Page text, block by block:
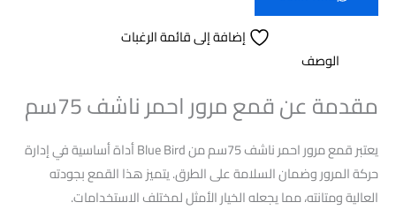
إضافة إلى قائمة الرغبات
الوصف
مقدمة عن قمع مرور احمر ناشف 75سم
يعتبر قمع مرور احمر ناشف 75سم من Blue Bird أداة أساسية في إدارة
حركة المرور وضمان السلامة على الطرق. يتميز هذا القمع بجودته
العالية ومتانته، مما يجعله الخيار الأمثل لمختلف الاستخدامات.